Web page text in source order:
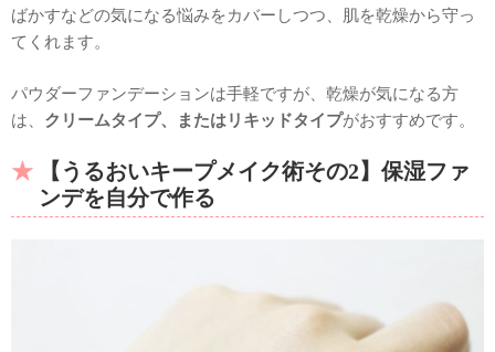
ばかすなどの気になる悩みをカバーしつつ、肌を乾燥から守っ
てくれます。
パウダーファンデーションは手軽ですが、乾燥が気になる方
は、 クリームタイプ、またはリキッドタイプがおすすめです。
【うるおいキープメイク術その2】保湿ファ
ンデを自分で作る